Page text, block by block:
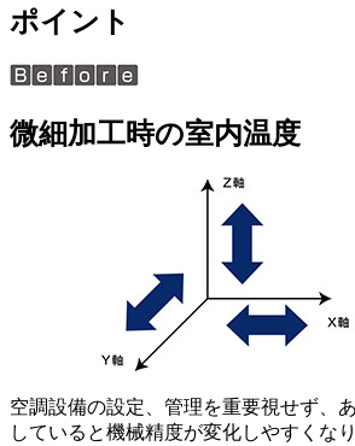
ポイント
微細加工時の室内温度
空調設備の設定、管理を重要視せず、
していると機械精度が変化しやすくな